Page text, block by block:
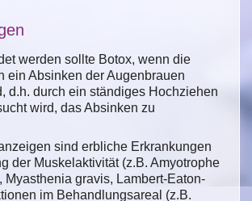
werden sollte Botox, wenn die
ein Absinken der Augenbrauen
d.h. durch ein ständiges Hochziehen
wird, das Absinken zu
sind erbliche Erkrankungen
der Muskelaktivität (z.B. Amyotrophe
Myasthenia gravis, Lambert-Eaton-
im Behandlungsareal (z.B.